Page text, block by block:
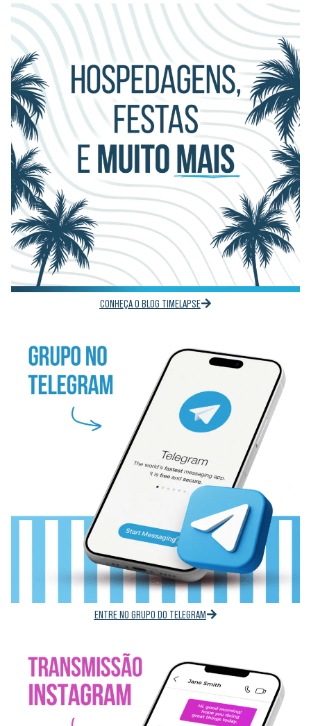
CONHEÇA O BLOG TIMELAPSE
ENTRE NO GRUPO DO TELEGRAM